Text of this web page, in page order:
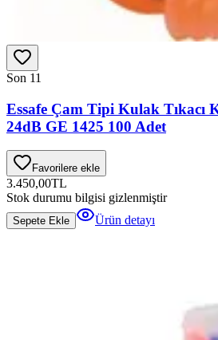
Son 11
Essafe Çam Tipi Kulak
24dB GE 1425 100 Adet
Favorilere ekle
3.450,00TL
Stok durumu bilgisi gizlenmiştir
Sepete Ekle Ürün detayı